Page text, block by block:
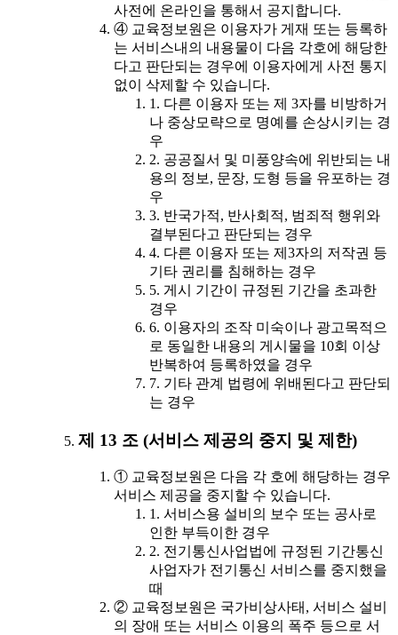
사전에 온라인을 통해서 공지합니다.
④ 교육정보원은 이용자가 게재 또는 등록하
는 서비스내의 내용물이 다음 각호에 해당한
다고 판단되는 경우에 이용자에게 사전 통지
없이 삭제할 수 있습니다.
1. 다른 이용자 또는 제 3자를 비방하거
나 중상모략으로 명예를 손상시키는 경
우
2. 공공질서 및 미풍양속에 위반되는 내
용의 정보, 문장, 도형 등을 유포하는 경
우
3. 반국가적, 반사회적, 범죄적 행위와
결부된다고 판단되는 경우
4. 다른 이용자 또는 제3자의 저작권 등
기타 권리를 침해하는 경우
5. 게시 기간이 규정된 기간을 초과한
경우
6. 이용자의 조작 미숙이나 광고목적으
로 동일한 내용의 게시물을 10회 이상
반복하여 등록하였을 경우
7. 기타 관계 법령에 위배된다고 판단되
는 경우
제 13 조 (서비스 제공의 중지 및 제한)
① 교육정보원은 다음 각 호에 해당하는 경우
서비스 제공을 중지할 수 있습니다.
1. 서비스용 설비의 보수 또는 공사로
인한 부득이한 경우
2. 전기통신사업법에 규정된 기간통신
사업자가 전기통신 서비스를 중지했을
때
② 교육정보원은 국가비상사태, 서비스 설비
의 장애 또는 서비스 이용의 폭주 등으로 서